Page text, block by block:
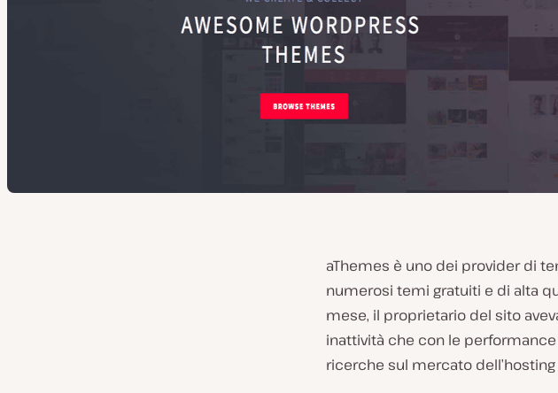
aThemes è uno dei provider di
numerosi temi gratuiti e di alta
mese, il proprietario del sito
inattività che con le
ricerche sul mercato